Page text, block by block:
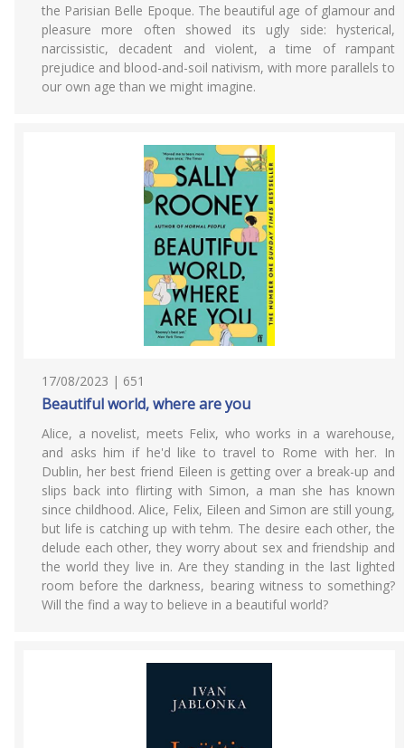
the Parisian Belle Epoque. The beautiful age of glamour and
pleasure more often showed its ugly side: hysterical,
narcissistic, decadent and violent, a time of rampant
prejudice and blood-and-soil nativism, with more parallels to
our own age than we might imagine.
17/08/2023 | 651
Beautiful world, where are you
Alice, a novelist, meets Felix, who works in a warehouse,
and asks him if he'd like to travel to Rome with her. In
Dublin, her best friend Eileen is getting over a break-up and
slips back into flirting with Simon, a man she has known
since childhood. Alice, Felix, Eileen and Simon are still young,
but life is catching up with tehm. The desire each other, the
delude each other, they worry about sex and friendship and
the world they live in. Are they standing in the last lighted
room before the darkness, bearing witness to something?
Will the find a way to believe in a beautiful world?